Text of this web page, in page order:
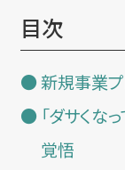
目次
新規事業
「ダサくな
覚悟